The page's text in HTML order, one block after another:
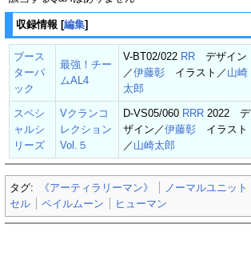
収録情報 [編集]
ブース
ターパ
ック
最強！チー
ムAL4
V-BT02/022 RR デザイン
／伊藤彰 イラスト／ 山崎
太郎
スペシ
ャルシ
リーズ
Vクランコ
レクション
Vol.５
D-VS05/060 RRR 2022 デ
ザイン／伊藤彰 イラスト
／ 山崎太郎
タグ: 《アーティラリーマン》 ノーマルユニット
セル
ペイルムーン ヒューマン